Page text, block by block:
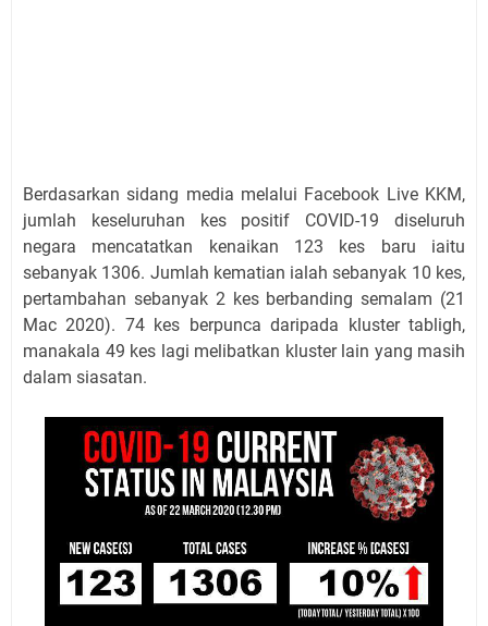
Berdasarkan sidang media melalui Facebook Live KKM,
jumlah keseluruhan kes positif COVID-19 diseluruh
negara mencatatkan kenaikan 123 kes baru iaitu
sebanyak 1306. Jumlah kematian ialah sebanyak 10 kes,
pertambahan sebanyak 2 kes berbanding semalam (21
Mac 2020). 74 kes berpunca daripada kluster tabligh,
manakala 49 kes lagi melibatkan kluster lain yang masih
dalam siasatan.